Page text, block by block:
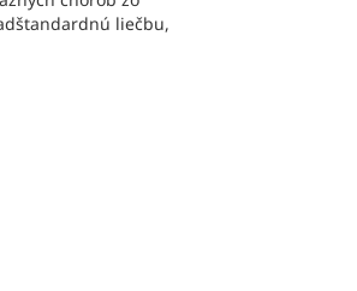
liečbu,